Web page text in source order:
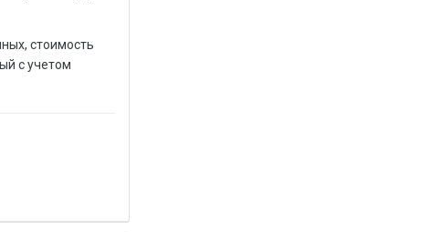
стоимость
с учетом